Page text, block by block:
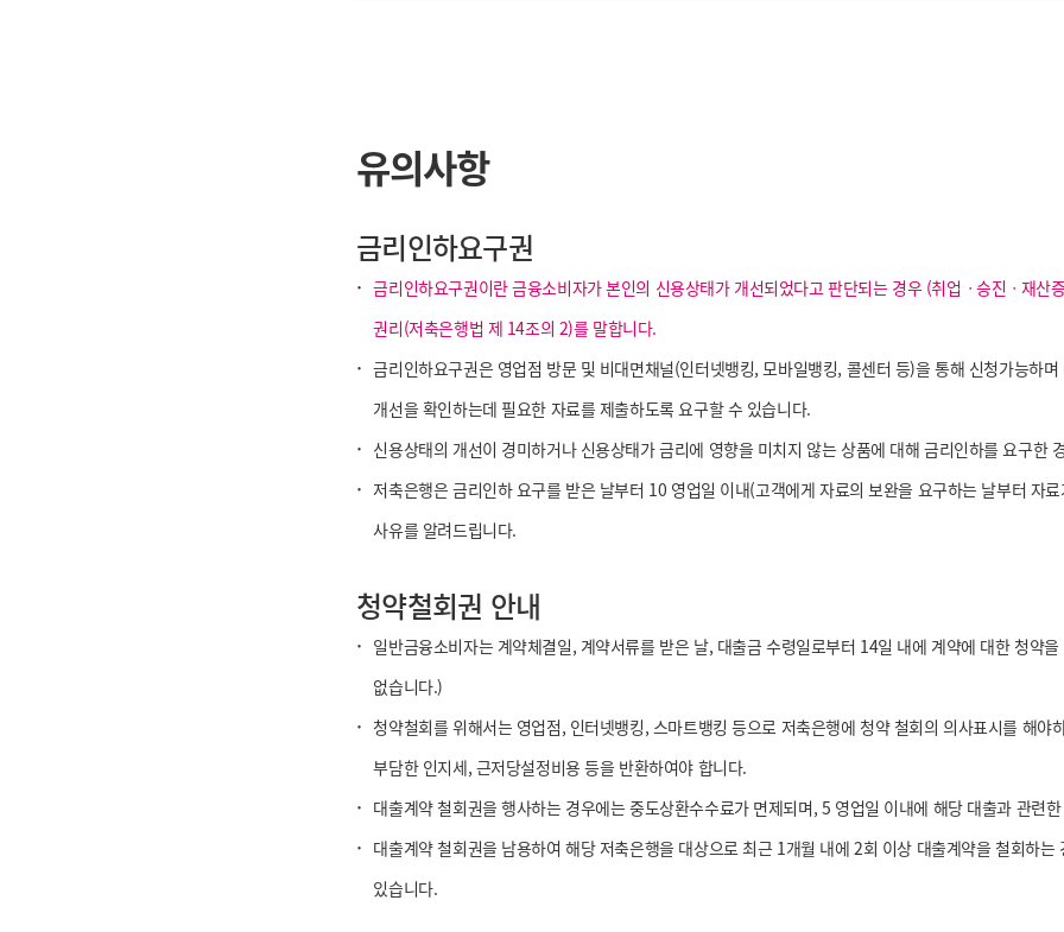
유의사항
금리인하요구권
· 금리인하요구권이란 금융소비자가 본인의 신용상태가 개선되었다고 판단되는 경우 (취업ㆍ승진ㆍ재
권리(저축은행법 제 14조의 2)를 말합니다.
· 금리인하요구권은 영업점 방문 및 비대면채널(인터넷뱅킹, 모바일뱅킹, 콜센터 등)을 통해 신청가능하
개선을 확인하는데 필요한 자료를 제출하도록 요구할 수 있습니다.
· 신용상태의 개선이 경미하거나 신용상태가 금리에 영향을 미치지 않는 상품에 대해 금리인하를 요구한
· 저축은행은 금리인하 요구를 받은 날부터 10 영업일 이내(고객에게 자료의 보완을 요구하는 날부터 자
사유를 알려드립니다.
청약철회권 안내
· 일반금융소비자는 계약체결일, 계약서류를 받은 날, 대출금 수령일로부터 14일 내에 계약에 대한 청약
없습니다.)
· 청약철회를 위해서는 영업점, 인터넷뱅킹, 스마트뱅킹 등으로 저축은행에 청약 철회의 의사표시를 해
부담한 인지세, 근저당설정비용 등을 반환하여야 합니다.
· 대출계약 철회권을 행사하는 경우에는 중도상환수수료가 면제되며, 5 영업일 이내에 해당 대출과 관련
· 대출계약 철회권을 남용하여 해당 저축은행을 대상으로 최근 1개월 내에 2회 이상 대출계약을 철회하
있습니다.